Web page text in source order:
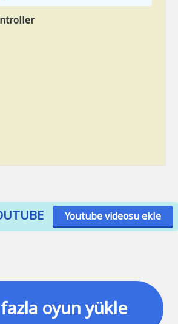
Youtube videosu ekle
oyun yükle